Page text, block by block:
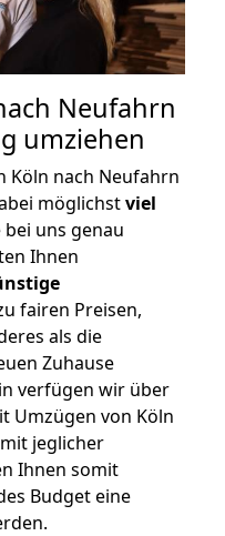
Neufahrn
umziehen
Köln nach Neufahrn
möglichstviel
bei uns genau
Ihnen
fairen Preisen,
als die
Zuhause
verfügen wir über
Umzügen von Köln
jeglicher
Ihnen somit
Budget eine